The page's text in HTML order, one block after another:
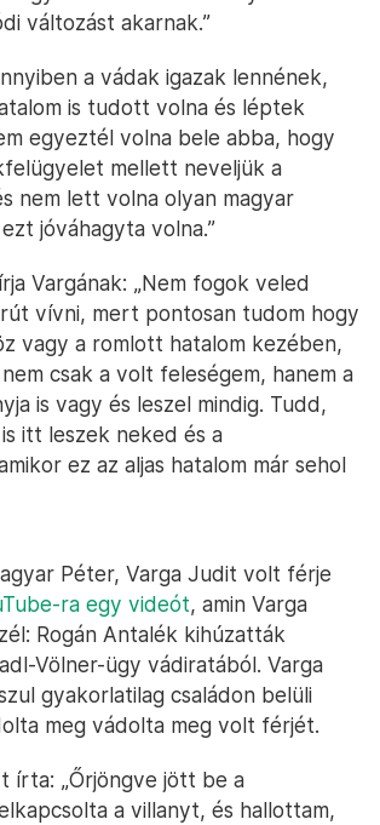
változást akarnak.”
a vádak igazak lennének,
is tudott volna és léptek
egyeztél volna bele abba, hogy
mellett neveljük a
nem lett volna olyan magyar
jóváhagyta volna.”
Vargának: „Nem fogok veled
vívni, mert pontosan tudom hogy
vagy a romlott hatalom kezében,
csak a volt feleségem, hanem a
is vagy és leszel mindig. Tudd,
itt leszek neked és a
ez az aljas hatalom már sehol
Péter, Varga Judit volt férje
ra egy videót, amin Varga
Rogán Antalék kihúzatták
Völner-ügy vádiratából. Varga
gyakorlatilag családon belüli
meg vádolta meg volt férjét.
írta: „Őrjöngve jött be a
a villanyt, és hallottam,